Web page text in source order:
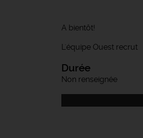
A bientôt!
L'équipe Ouest recrut
Durée
Non renseignée